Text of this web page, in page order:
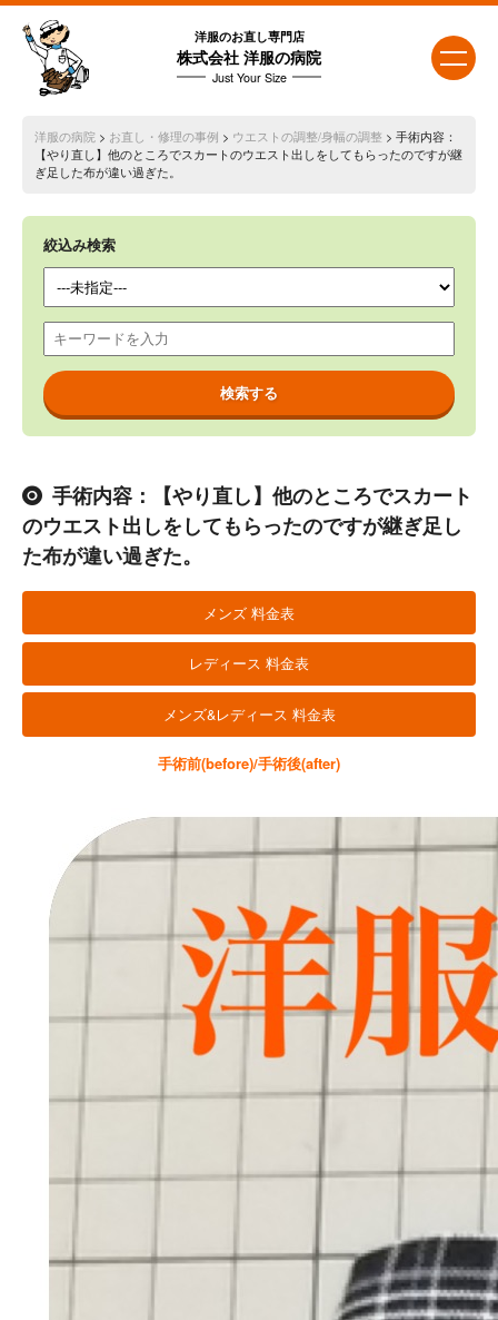
洋服のお直し専門店
株式会社 洋服の病院
Just Your Size
洋服の病院 > お直し・修理の事例 > ウエストの調整/身幅の調整 > 手術内容：
【やり直し】他のところでスカートのウエスト出しをしてもらったのですが継
ぎ足した布が違い過ぎた。
絞込み検索
手術内容：【やり直し】他のところでスカート
のウエスト出しをしてもらったのですが継ぎ足し
た布が違い過ぎた。
メンズ 料金表
レディース 料金表
メンズ&レディース 料金表
手術前(before)/手術後(after)